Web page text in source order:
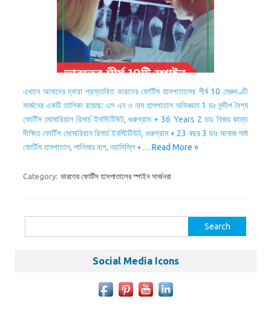
এখানে আমাদের দ্বারা প্রস্তাবিত ভারতের ফোর্টিস হাসপাতালের শীর্ষ 10 মেরুদণ্ডী
সার্জনের একটি তালিকা রয়েছে: এস এন ও নাম হাসপাতাল অভিজ্ঞতা 1 ডঃ সন্দীপ বৈশ্য
ফোর্টিস মেমোরিয়াল রিসার্চ ইনস্টিটিউট, গুরুগ্রাম + 36 Years 2 ডাঃ বিজয় কান্ত
দীক্ষিত ফোর্টিস মেমোরিয়াল রিসার্চ ইনস্টিটিউট, গুরুগ্রাম + 23 বছর 3 ডাঃ মনোজ শর্মা
ফোর্টিস হাসপাতাল, শালিমার বাগ, নয়াদিল্লি +… Read More »
Category: ভারতের ফোর্টিস হাসপাতালের স্পাইন সার্জনরা
for:
Social Media Icons